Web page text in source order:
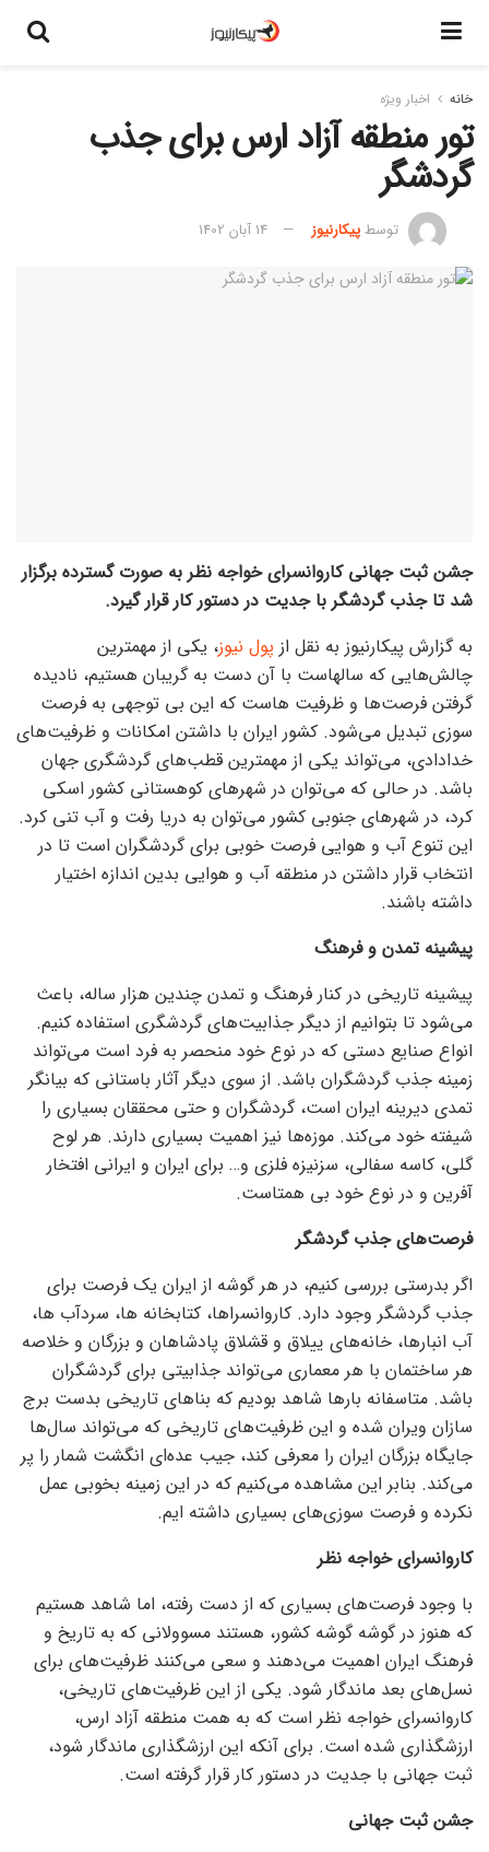
خانه اخبار ویژه
تور منطقه آزاد ارس برای جذب
گردشگر
توسطپیکارنیوز 14 آبان 1402
جشن ثبت جهانی کاروانسرای خواجه نظر به صورت گسترده برگزار
شد تا جذب گردشگر با جدیت در دستور کار قرار گیرد.
به گزارش پیکارنیوز به نقل از پول نیوز، یکی از مهمترین
چالش‌هایی که سالهاست با آن دست به گریبان هستیم، نادیده
گرفتن فرصت‌ها و ظرفیت هاست که این بی توجهی به فرصت
سوزی تبدیل می‌شود. کشور ایران با داشتن امکانات و ظرفیت‌های
خدادادی، می‌تواند یکی از مهمترین قطب‌های گردشگری جهان
باشد. در حالی که می‌توان در شهر‌های کوهستانی کشور اسکی
کرد، در شهر‌های جنوبی کشور می‌توان به دریا رفت و آب تنی کرد.
این تنوع آب و هوایی فرصت خوبی برای گردشگران است تا در
انتخاب قرار داشتن در منطقه آب و هوایی بدین اندازه اختیار
داشته باشند.
پیشینه تمدن و فرهنگ
پیشینه تاریخی در کنار فرهنگ و تمدن چندین هزار ساله، باعث
می‌شود تا بتوانیم از دیگر جذابیت‌های گردشگری استفاده کنیم.
انواع صنایع دستی که در نوع خود منحصر به فرد است می‌تواند
زمینه جذب گردشگران باشد. از سوی دیگر آثار باستانی که بیانگر
تمدی دیرینه ایران است، گردشگران و حتی محققان بسیاری را
شیفته خود می‌کند. موزه‌ها نیز اهمیت بسیاری دارند. هر لوح
گلی، کاسه سفالی، سزنیزه فلزی و… برای ایران و ایرانی افتخار
آفرین و در نوع خود بی همتاست.
فرصت‌های جذب گردشگر
اگر بدرستی بررسی کنیم، در هر گوشه از ایران یک فرصت برای
جذب گردشگر وجود دارد. کاروانسراها، کتابخانه ها، سردآب ها،
آب انبارها، خانه‌های ییلاق و قشلاق پادشاهان و بزرگان و خلاصه
هر ساختمان با هر معماری می‌تواند جذابیتی برای گردشگران
باشد. متاسفانه بار‌ها شاهد بودیم که بنا‌های تاریخی بدست برج
سازان ویران شده و این ظرفیت‌های تاریخی که می‌تواند سال‌ها
جایگاه بزرگان ایران را معرفی کند، جیب عده‌ای انگشت شمار را پر
می‌کند. بنابر این مشاهده می‌کنیم که در این زمینه بخوبی عمل
نکرده و فرصت سوزی‌های بسیاری داشته ایم.
کاروانسرای خواجه نظر
با وجود فرصت‌های بسیاری که از دست رفته، اما شاهد هستیم
که هنوز در گوشه گوشه کشور، هستند مسوولانی که به تاریخ و
فرهنگ ایران اهمیت می‌دهند و سعی می‌کنند ظرفیت‌های برای
نسل‌های بعد ماندگار شود. یکی از این ظرفیت‌های تاریخی،
کاروانسرای خواجه نظر است که به همت منطقه آزاد ارس،
ارزشگذاری شده است. برای آنکه این ارزشگذاری ماندگار شود،
ثبت جهانی با جدیت در دستور کار قرار گرفته است.
جشن ثبت جهانی